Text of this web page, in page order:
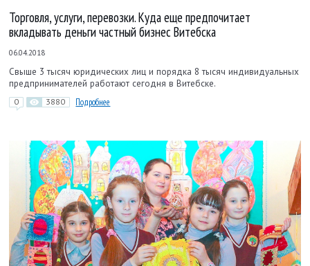
Торговля, услуги, перевозки. Куда еще предпочитает
вкладывать деньги частный бизнес Витебска
06.04.2018
Свыше 3 тысяч юридических лиц и порядка 8 тысяч индивидуальных
предпринимателей работают сегодня в Витебске.
0 3880 Подробнее